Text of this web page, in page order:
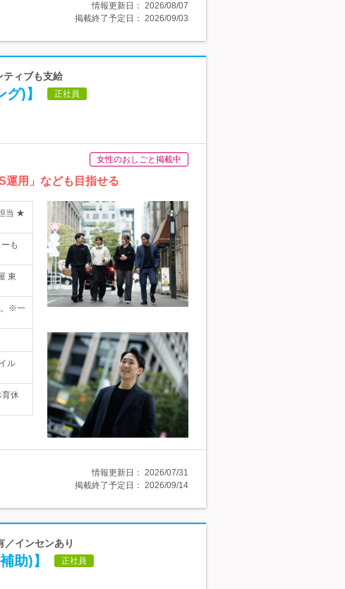
情報更新日： 2026/08/07
掲載終了予定日： 2026/09/03
ィブも支給
)】 正社員
女性のおしごと掲載中
運用」なども目指せる
当 ★
も
東
。※一
ル
育休
情報更新日： 2026/07/31
掲載終了予定日： 2026/09/14
インセンあり
助)】 正社員